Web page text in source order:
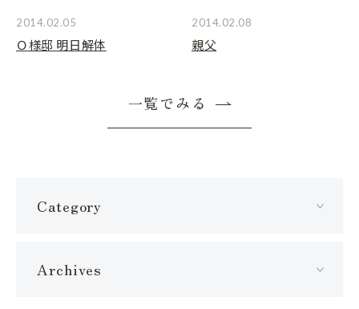
Category
Archives
2014.02.05
Ｏ様邸 明日解体
2014.02.08
親父
一覧でみる